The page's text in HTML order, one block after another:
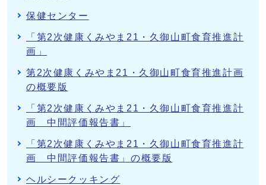
保健センター
「第2次健康くみやま21・久御山町食育推進計
画」
第2次健康くみやま21・久御山町食育推進計画
の概要版
「第2次健康くみやま21・久御山町食育推進計
画 中間評価報告書」
「第2次健康くみやま21・久御山町食育推進計
画 中間評価報告書」の概要版
ヘルシークッキング